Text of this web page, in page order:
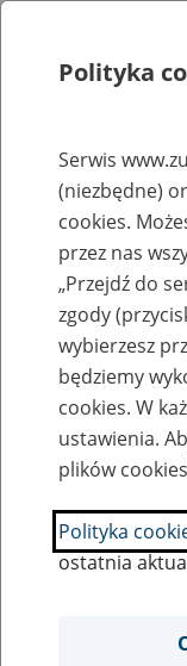
Rejestry, ewidencje i archiwa
Baza
Nazwa zakładu pracy:
SZUKAJ
Polityka
Serwis
(niezbędne)
cookies.
przez nas
„Przejdź do
zgody
wybierzesz
będziemy
cookies. W
ustawienia.
plików
Polityka
ostatnia